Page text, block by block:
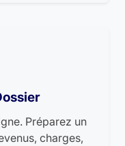
Préparez un
charges,